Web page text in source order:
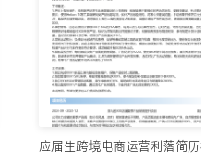
动期间店铺互动率提升XXX%，内
问题解决率达XXX%，差评协商解
和涨薪机会。
应届生跨境电商运营利落简